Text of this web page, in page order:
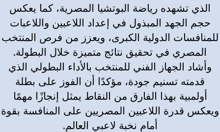
الذي تشهده رياضة البوتشيا المصرية، كما يعكس
حجم الجهد المبذول في إعداد اللاعبين واللاعبات
للمنافسات الدولية الكبرى، ويعزز من فرص المنتخب
المصري في تحقيق نتائج متميزة خلال البطولة.
وأشاد الجهاز الفني للمنتخب بالأداء البطولي الذي
قدمته تسنيم جودة، مؤكدًا أن الفوز على بطلة
أولمبية بهذا الفارق من النقاط يمثل إنجازًا مهمًا
ويعكس قدرة اللاعبين المصريين على المنافسة بقوة
أمام نخبة لاعبي العالم.